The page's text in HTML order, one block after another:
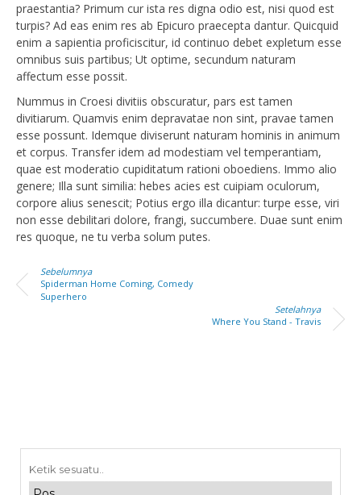
praestantia? Primum cur ista res digna odio est, nisi quod est
turpis? Ad eas enim res ab Epicuro praecepta dantur. Quicquid
enim a sapientia proficiscitur, id continuo debet expletum esse
omnibus suis partibus; Ut optime, secundum naturam
affectum esse possit.
Nummus in Croesi divitiis obscuratur, pars est tamen
divitiarum. Quamvis enim depravatae non sint, pravae tamen
esse possunt. Idemque diviserunt naturam hominis in animum
et corpus. Transfer idem ad modestiam vel temperantiam,
quae est moderatio cupiditatum rationi oboediens. Immo alio
genere; Illa sunt similia: hebes acies est cuipiam oculorum,
corpore alius senescit; Potius ergo illa dicantur: turpe esse, viri
non esse debilitari dolore, frangi, succumbere. Duae sunt enim
res quoque, ne tu verba solum putes.
Sebelumnya
Spiderman Home Coming, Comedy
Superhero
Setelahnya
Where You Stand - Travis